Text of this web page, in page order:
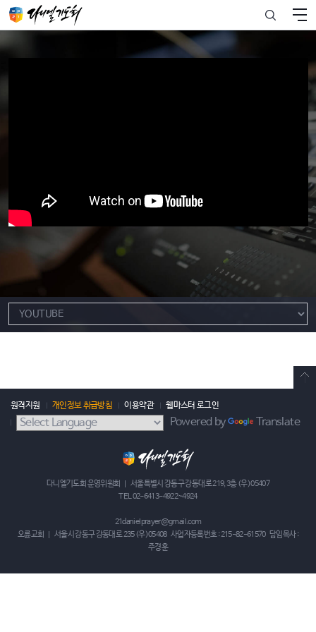
원격지원 개인정보 취급방침 이용약관 웹마스터 로그인
Powered by Translate
다니엘기도회 운영위원회 | 서울특별시 강동구 강동대로 219, 3층 (우)05407
TEL 02-6413-4922~4924
21danielprayer@gmail.com
오륜교회 | 서울시 강동구 강동대로 235 (우)05408 사업자등록번호 : 215-82-61570 담임목사 :
주경훈